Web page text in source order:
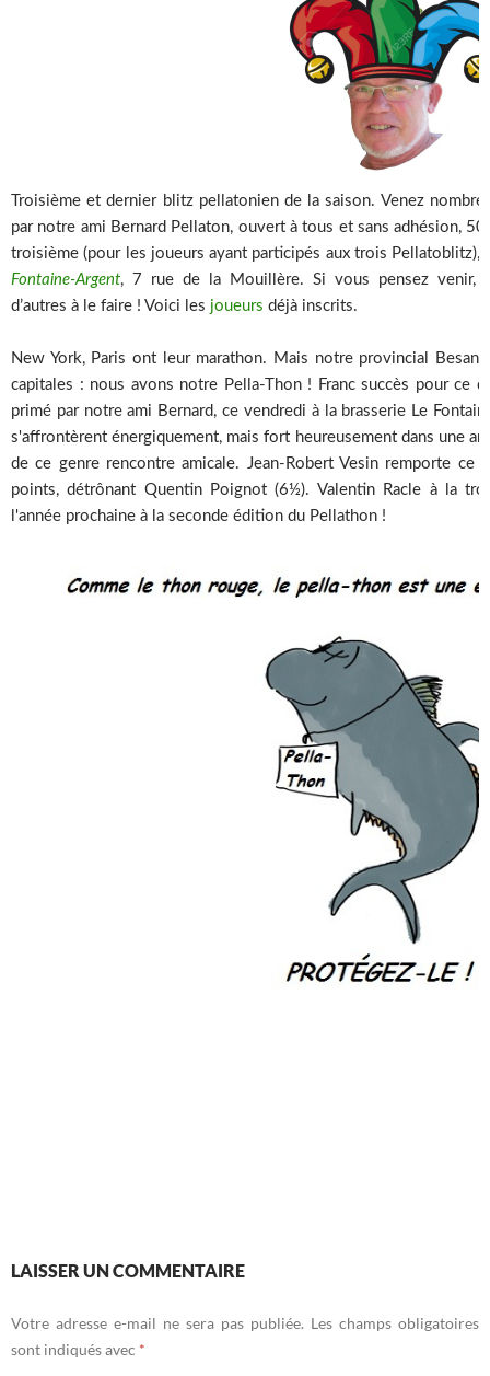
LAISSER UN COMMENTAIRE
Votre adresse e-mail ne sera pas publiée. Les champs obligatoires
sont indiqués avec *